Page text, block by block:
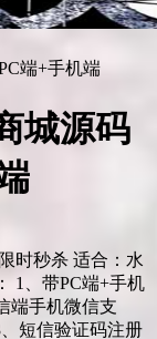
城源码
时秒杀 适合：水
、带PC端+手机
端手机微信支
短信验证码注册